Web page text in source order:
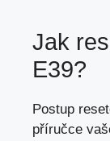
Jak
E39?
Postup
příručce